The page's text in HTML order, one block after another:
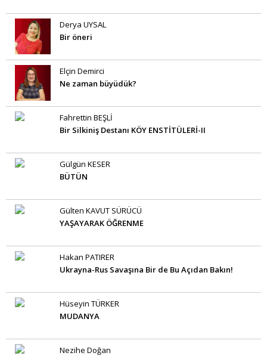
Derya UYSAL
Bir öneri
Elçin Demirci
Ne zaman büyüdük?
Fahrettin BEŞLİ
Bir Silkiniş Destanı KÖY ENSTİTÜLERİ-II
Gülgün KESER
BÜTÜN
Gülten KAVUT SÜRÜCÜ
YAŞAYARAK ÖĞRENME
Hakan PATIRER
Ukrayna-Rus Savaşına Bir de Bu Açıdan Bakın!
Hüseyin TÜRKER
MUDANYA
Nezihe Doğan